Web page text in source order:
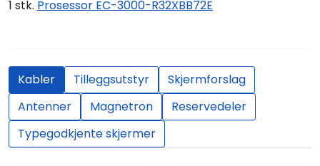
1 stk. Prosessor EC-3000-R32XBB72E
Kabler Tilleggsutstyr
Skjermforslag
Antenner
Magnetron
Reservedeler
Typegodkjente skjermer